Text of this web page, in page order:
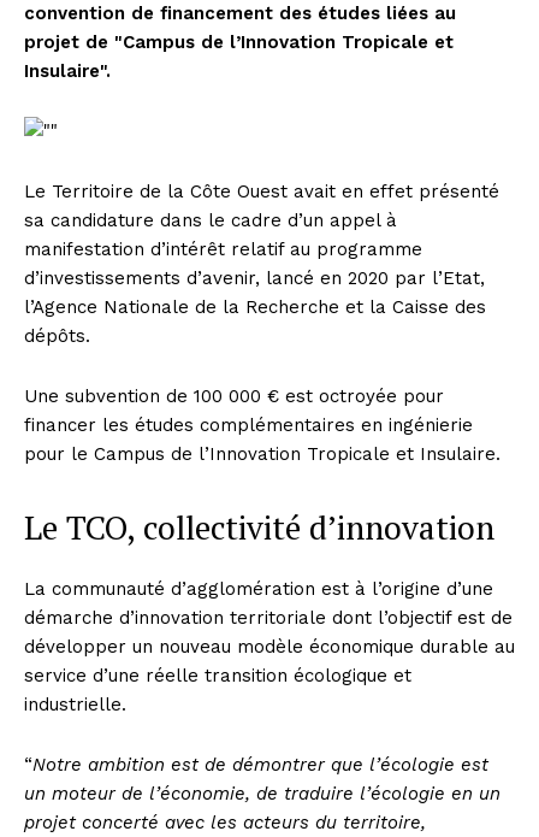
convention de financement des études liées au
projet de "Campus de l’Innovation Tropicale et
Insulaire".
Le Territoire de la Côte Ouest avait en effet présenté
sa candidature dans le cadre d’un appel à
manifestation d’intérêt relatif au programme
d’investissements d’avenir, lancé en 2020 par l’Etat,
l’Agence Nationale de la Recherche et la Caisse des
dépôts.
Une subvention de 100 000 € est octroyée pour
financer les études complémentaires en ingénierie
pour le Campus de l’Innovation Tropicale et Insulaire.
Le TCO, collectivité d’innovation
La communauté d’agglomération est à l’origine d’une
démarche d’innovation territoriale dont l’objectif est de
développer un nouveau modèle économique durable au
service d’une réelle transition écologique et
industrielle.
“Notre ambition est de démontrer que l’écologie est
un moteur de l’économie, de traduire l’écologie en un
projet concerté avec les acteurs du territoire,